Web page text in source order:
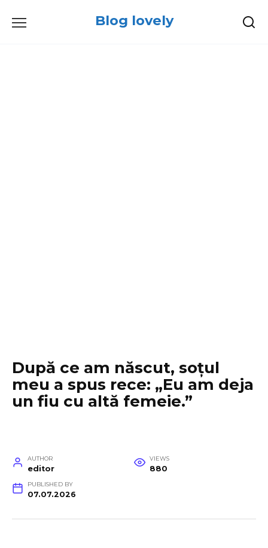
Blog lovely
După ce am născut, soțul
meu a spus rece: „Eu am deja
un fiu cu altă femeie.”
AUTHOR
editor
VIEWS
880
PUBLISHED BY
07.07.2026